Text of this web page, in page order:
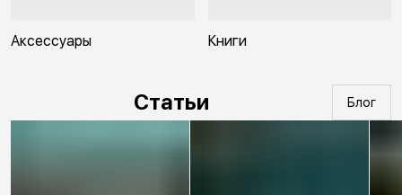
Аксессуары Книги
Статьи Блог